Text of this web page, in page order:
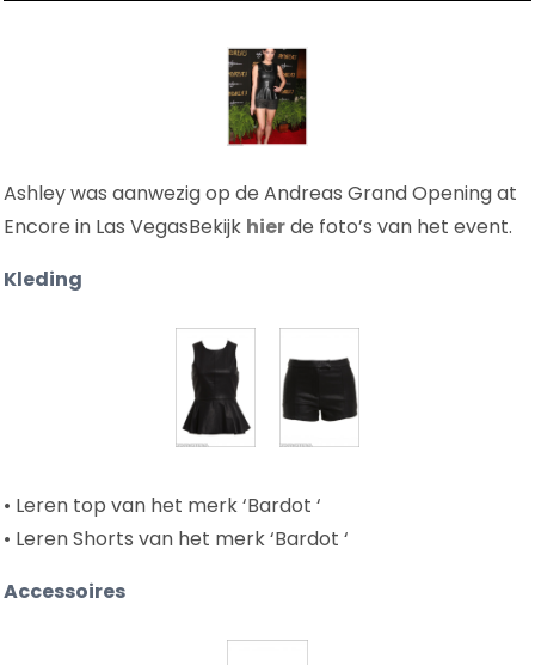
Ashley was aanwezig op de Andreas Grand Opening at
Encore in Las VegasBekijk hierde foto’s van het event.
Kleding
• Leren top van het merk ‘Bardot ‘
• Leren Shorts van het merk ‘Bardot ‘
Accessoires